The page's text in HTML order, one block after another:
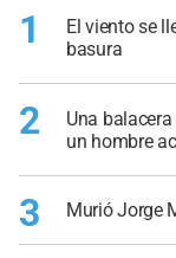
1
El viento se
basura
2
Una
un hombre
3 Murió Jorge